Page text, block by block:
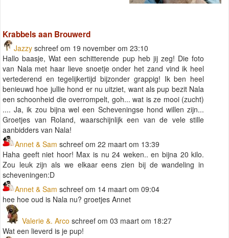
Krabbels aan Brouwerd
Jazzy schreef om 19 november om 23:10
Hallo baasje, Wat een schitterende pup heb jij zeg! Die foto
van Nala met haar lieve snoetje onder het zand vind ik heel
vertederend en tegelijkertijd bijzonder grappig! Ik ben heel
benieuwd hoe jullie hond er nu uitziet, want als pup bezit Nala
een schoonheid die overrompelt, goh... wat is ze mooi (zucht)
.... Ja, ik zou bijna wel een Scheveningse hond willen zijn...
Groetjes van Roland, waarschijnlijk een van de vele stille
aanbidders van Nala!
Annet & Sam schreef om 22 maart om 13:39
Haha geeft niet hoor! Max is nu 24 weken.. en bijna 20 kilo.
Zou leuk zijn als we elkaar eens zien bij de wandeling in
scheveningen:D
Annet & Sam schreef om 14 maart om 09:04
hee hoe oud is Nala nu? groetjes Annet
Valerie &. Arco schreef om 03 maart om 18:27
Wat een lieverd is je pup!